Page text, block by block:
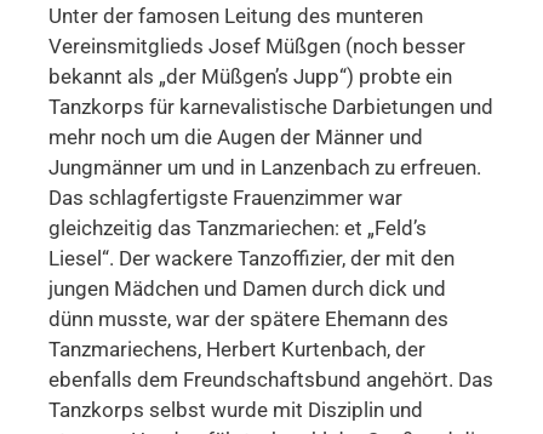
Unter der famosen Leitung des munteren
Vereinsmitglieds Josef Müßgen (noch besser
bekannt als „der Müßgen’s Jupp“) probte ein
Tanzkorps für karnevalistische Darbietungen und
mehr noch um die Augen der Männer und
Jungmänner um und in Lanzenbach zu erfreuen.
Das schlagfertigste Frauenzimmer war
gleichzeitig das Tanzmariechen: et „Feld’s
Liesel“. Der wackere Tanzoffizier, der mit den
jungen Mädchen und Damen durch dick und
dünn musste, war der spätere Ehemann des
Tanzmariechens, Herbert Kurtenbach, der
ebenfalls dem Freundschaftsbund angehört. Das
Tanzkorps selbst wurde mit Disziplin und